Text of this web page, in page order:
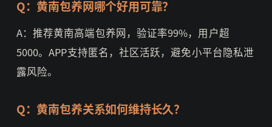
Q：黄南包养网哪个好用可靠？
A：推荐黄南高端包养网，验证率99%，用户超
5000。APP支持匿名，社区活跃，避免小平台隐私泄
露风险。
Q：黄南包养关系如何维持长久？